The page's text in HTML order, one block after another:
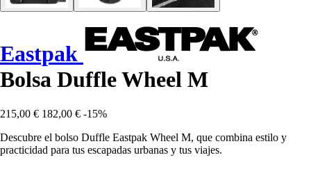
Eastpak
Bolsa Duffle Wheel M
215,00 € 182,00 € -15%
Descubre el bolso Duffle Eastpak Wheel M, que combina estilo y
practicidad para tus escapadas urbanas y tus viajes.